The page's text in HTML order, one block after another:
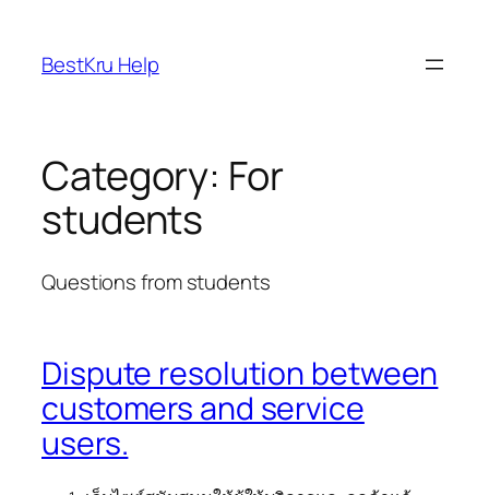
content
BestKru Help
Category: For
students
Questions from students
Dispute resolution between
customers and service
users.